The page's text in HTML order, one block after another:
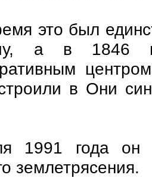
это был
а в 1846
в Они
1991 года он
землетрясения.